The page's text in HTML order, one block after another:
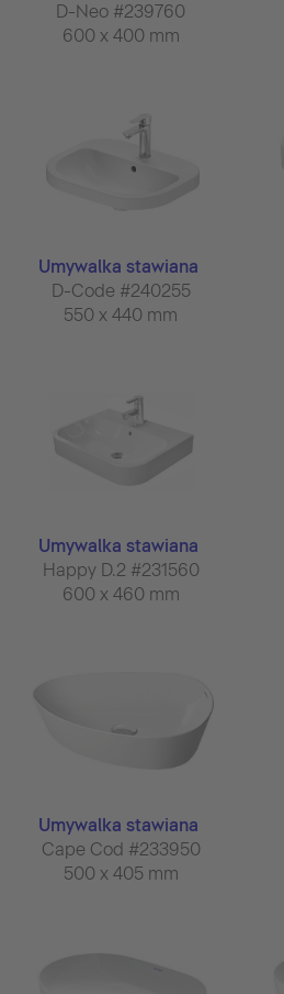
D-Neo #239760
600 x 400 mm
Umywalka stawiana
D-Code #240255
550 x 440 mm
Umywalka stawiana
Happy D.2 #231560
600 x 460 mm
Umywalka stawiana
Cape Cod #233950
500 x 405 mm